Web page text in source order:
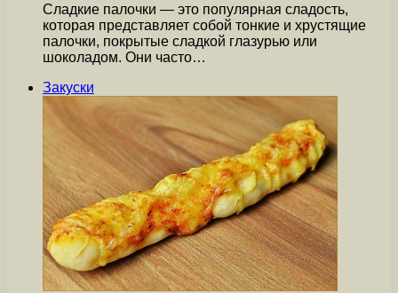
Сладкие палочки — это популярная сладость,
которая представляет собой тонкие и хрустящие
палочки, покрытые сладкой глазурью или
шоколадом. Они часто…
Закуски